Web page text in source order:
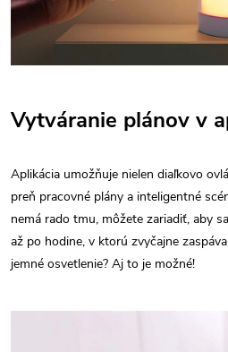
Vytváranie plánov v
Aplikácia umožňuje nielen diaľkovo
preň pracovné plány a inteligentné
nemá rado tmu, môžete zariadiť, aby
až po hodine, v ktorú zvyčajne
jemné osvetlenie? Aj to je možné!